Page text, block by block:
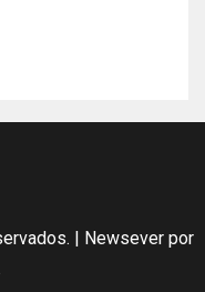
Newseverpor